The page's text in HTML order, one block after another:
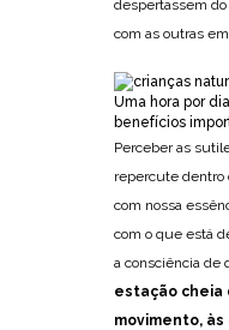
despertassem
com as outras
Uma hora por
benefícios
Perceber as
repercute dentro
com nossa
com o que está
a consciência de
estação cheia
movimento,